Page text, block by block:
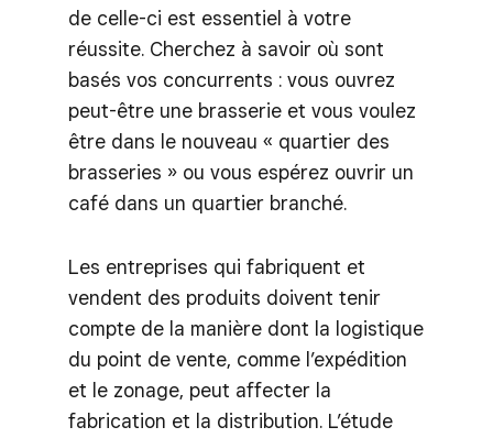
de celle-ci est essentiel à votre
réussite. Cherchez à savoir où sont
basés vos concurrents : vous ouvrez
peut-être une brasserie et vous voulez
être dans le nouveau « quartier des
brasseries » ou vous espérez ouvrir un
café dans un quartier branché.
Les entreprises qui fabriquent et
vendent des produits doivent tenir
compte de la manière dont la logistique
du point de vente, comme l’expédition
et le zonage, peut affecter la
fabrication et la distribution. L’étude